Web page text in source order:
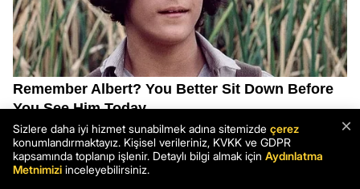
×
Sizlere daha iyi hizmet sunabilmek adına sitemizde çerez
konumlandırmaktayız. Kişisel verileriniz, KVKK ve GDPR
kapsamında toplanıp işlenir. Detaylı bilgi almak için Aydınlatma
Metnimizi inceleyebilirsiniz.